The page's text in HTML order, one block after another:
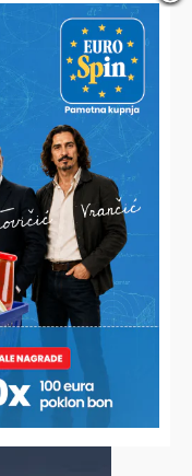
oko još jedne
NJIVE
kukuruza